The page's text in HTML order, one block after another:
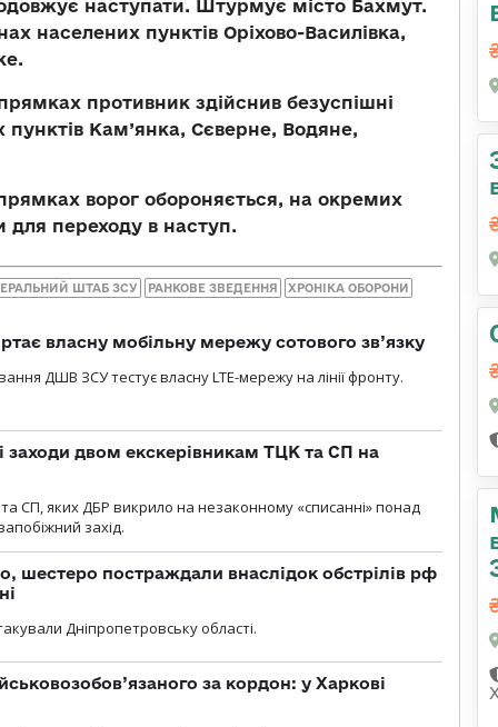
наступати. Штурмує місто Бахмут.
населених пунктів Оріхово-Василівка,
противник здійснив безуспішні
пунктів Кам’янка, Сєверне, Водяне,
ворог обороняється, на окремих
для переходу в наступ.
ШТАБ ЗСУ РАНКОВЕ ЗВЕДЕННЯ ХРОНІКА ОБОРОНИ
власну мобільну мережу сотового зв’язку
ДШВ ЗСУ тестує власну LTE-мережу на лінії фронту.
заходи двом екскерівникам ТЦК та СП на
СП, яких ДБР викрило на незаконному «списанні» понад
захід.
шестеро постраждали внаслідок обстрілів рф
Дніпропетровську області.
за кордон: у Харкові